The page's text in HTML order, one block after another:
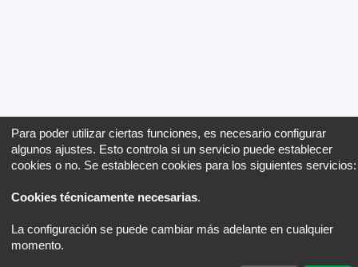
Para poder utilizar ciertas funciones, es necesario configurar
algunos ajustes. Esto controla si un servicio puede establecer
cookies o no. Se establecen cookies para los siguientes servicios:
Cookies técnicamente necesarias.
La configuración se puede cambiar más adelante en cualquier
momento.